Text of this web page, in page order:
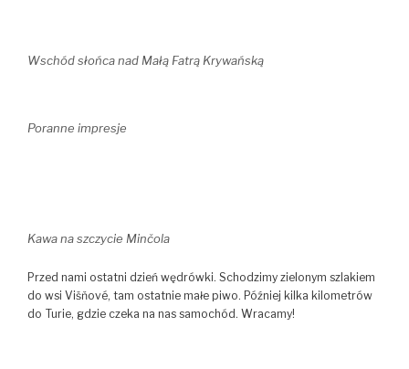
Wschód słońca nad Małą Fatrą Krywańską
Poranne impresje
Kawa na szczycie Minčola
Przed nami ostatni dzień wędrówki. Schodzimy zielonym szlakiem
do wsi Višňové, tam ostatnie małe piwo. Później kilka kilometrów
do Turie, gdzie czeka na nas samochód. Wracamy!